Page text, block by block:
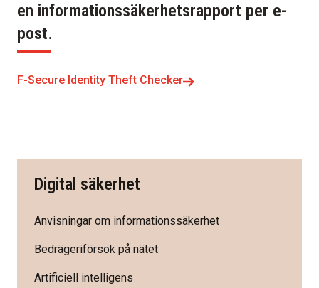
en informationssäkerhetsrapport per e-
post.
F-Secure Identity Theft Checker
Digital säkerhet
Anvisningar om informationssäkerhet
Bedrägeriförsök på nätet
Artificiell intelligens